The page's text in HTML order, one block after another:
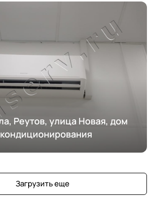
Реутов, улица Новая, дом
Загрузить еще